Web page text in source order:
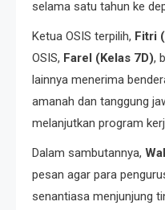
selama satu tahun ke
Ketua OSIS terpilih, Fitri
OSIS, Farel (Kelas 7D),
lainnya menerima
amanah dan tanggung
melanjutkan program
Dalam sambutannya,
pesan agar para
senantiasa menjunjung